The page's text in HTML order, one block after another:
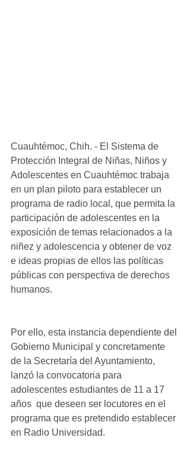
Cuauhtémoc, Chih. - El Sistema de
Protección Integral de Niñas, Niños y
Adolescentes en Cuauhtémoc trabaja
en un plan piloto para establecer un
programa de radio local, que permita la
participación de adolescentes en la
exposición de temas relacionados a la
niñez y adolescencia y obtener de voz
e ideas propias de ellos las políticas
públicas con perspectiva de derechos
humanos.
Por ello, esta instancia dependiente del
Gobierno Municipal y concretamente
de la Secretaría del Ayuntamiento,
lanzó la convocatoria para
adolescentes estudiantes de 11 a 17
años  que deseen ser locutores en el
programa que es pretendido establecer
en Radio Universidad.